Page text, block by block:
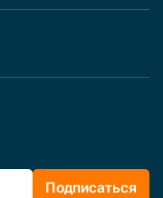
Подписаться